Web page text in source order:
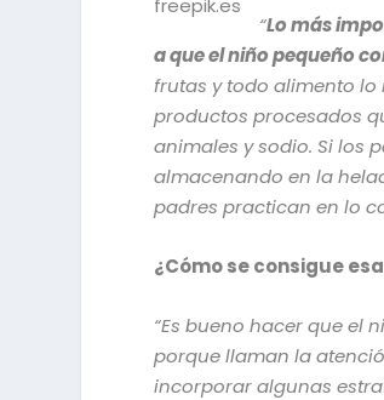
“Lo más
a que el niño pequeño
frutas y todo alimento
productos procesados
animales y sodio. Si los
almacenando en la
padres practican en lo
¿Cómo se consigue
“Es bueno hacer que el
porque llaman la
incorporar algunas